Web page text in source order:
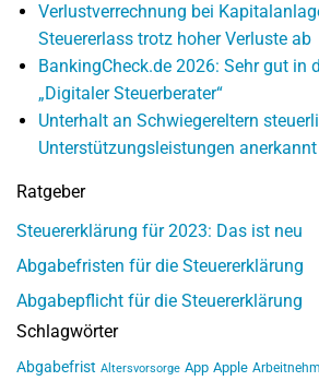
Verlustverrechnung bei
Steuererlass trotz hoher Verluste ab
BankingCheck.de 2026: Sehr gut in
„Digitaler Steuerberater“
Unterhalt an Schwiegereltern
Unterstützungsleistungen
Ratgeber
Steuererklärung für 2023: Das ist neu
Abgabefristen für die Steuererklärung
Abgabepflicht für die Steuererklärung
Schlagwörter
Abgabefrist Altersvorsorge App Apple